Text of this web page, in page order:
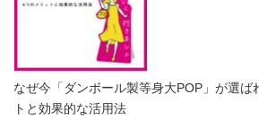
なぜ今「ダンボール製等身大POP」が選ば
トと効果的な活用法